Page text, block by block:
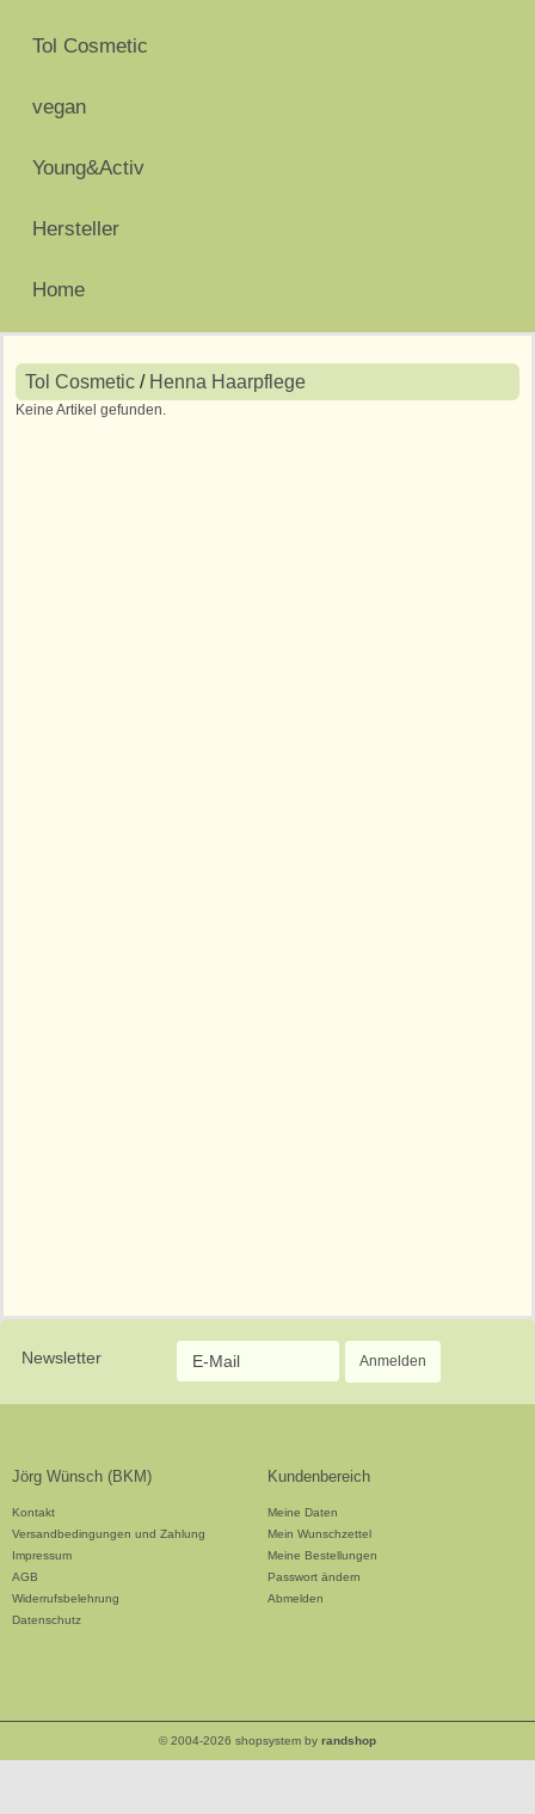
Tol Cosmetic
vegan
Young&Activ
Hersteller
Home
Tol Cosmetic / Henna Haarpflege
Keine Artikel gefunden.
Newsletter
Jörg Wünsch (BKM)
Kontakt
Versandbedingungen und Zahlung
Impressum
AGB
Widerrufsbelehrung
Datenschutz
Kundenbereich
Meine Daten
Mein Wunschzettel
Meine Bestellungen
Passwort ändern
Abmelden
© 2004-2026 shopsystem by randshop